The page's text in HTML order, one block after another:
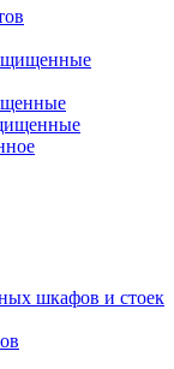
шкафов и стоек